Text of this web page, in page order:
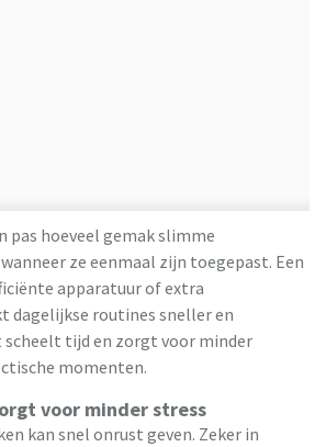
pas hoeveel gemak slimme
ze eenmaal zijn toegepast. Een
apparatuur of extra
dagelijkse routines sneller en
tijd en zorgt voor minder
momenten.
voor minder stress
kan snel onrust geven. Zeker in